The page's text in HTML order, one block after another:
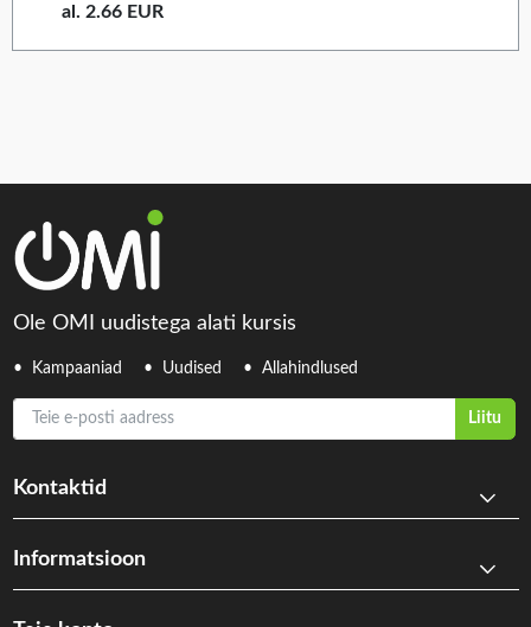
al. 2.66 EUR
Ole OMI uudistega alati kursis
Kampaaniad Uudised Allahindlused
Teie e-posti aadress
Liitu
Kontaktid
Informatsioon